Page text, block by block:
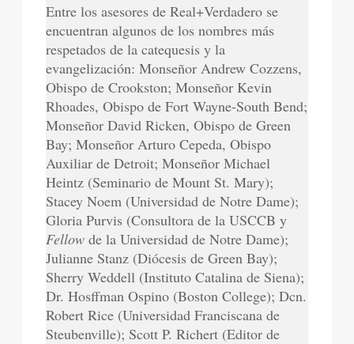
Entre los asesores de Real+Verdadero se
encuentran algunos de los nombres más
respetados de la catequesis y la
evangelización: Monseñor Andrew Cozzens,
Obispo de Crookston; Monseñor Kevin
Rhoades, Obispo de Fort Wayne-South Bend;
Monseñor David Ricken, Obispo de Green
Bay; Monseñor Arturo Cepeda, Obispo
Auxiliar de Detroit; Monseñor Michael
Heintz (Seminario de Mount St. Mary);
Stacey Noem (Universidad de Notre Dame);
Gloria Purvis (Consultora de la USCCB y
Fellow de la Universidad de Notre Dame);
Julianne Stanz (Diócesis de Green Bay);
Sherry Weddell (Instituto Catalina de Siena);
Dr. Hosffman Ospino (Boston College); Dcn.
Robert Rice (Universidad Franciscana de
Steubenville); Scott P. Richert (Editor de